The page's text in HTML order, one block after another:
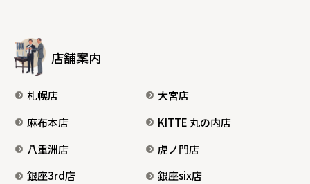
店舗案内
札幌店
大宮店
麻布本店
KITTE 丸の内店
八重洲店
虎ノ門店
銀座3rd店
銀座six店